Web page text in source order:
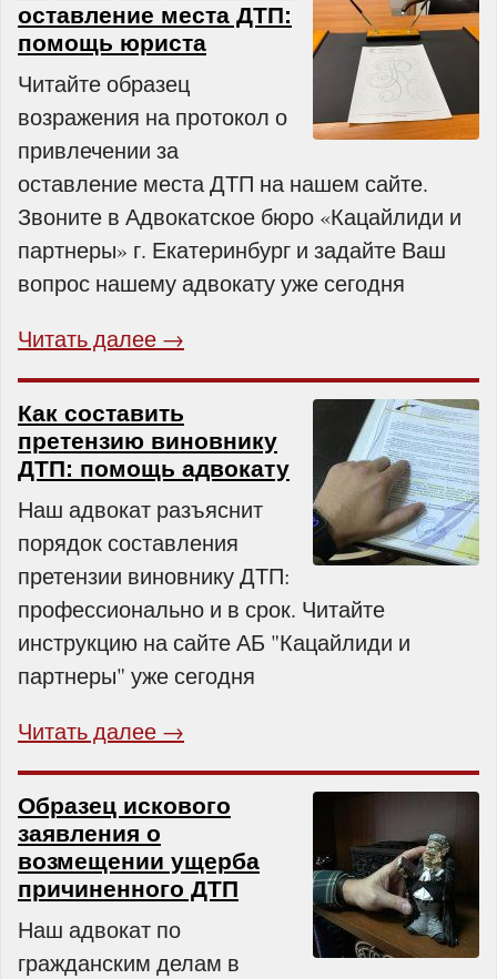
оставление места ДТП:
помощь юриста
Читайте образец
возражения на протокол о
привлечении за
оставление места ДТП на нашем сайте.
Звоните в Адвокатское бюро «Кацайлиди и
партнеры» г. Екатеринбург и задайте Ваш
вопрос нашему адвокату уже сегодня
Читать далее →
Как составить
претензию виновнику
ДТП: помощь адвокату
Наш адвокат разъяснит
порядок составления
претензии виновнику ДТП:
профессионально и в срок. Читайте
инструкцию на сайте АБ "Кацайлиди и
партнеры" уже сегодня
Читать далее →
Образец искового
заявления о
возмещении ущерба
причиненного ДТП
Наш адвокат по
гражданским делам в